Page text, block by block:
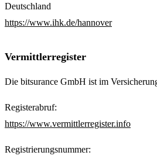
Deutschland
https://www.ihk.de/hannover
Vermittlerregister
Die bitsurance GmbH ist im
Registerabruf:
https://www.vermittlerregister.info
Registrierungsnummer: